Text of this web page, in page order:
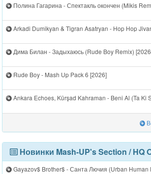
Полина Гагарина - Спектакль окончен (Mikis
Arkadi Dumikyan & Tigran Asatryan - Hop Hop
Дима Билан - Задыхаюсь (Rude Boy Remix)
Rude Boy - Mash Up Pack 6 [2026]
Ankara Echoes, Kürşad Kahraman - Beni Al (Ta Ki
Новинки Mash-UP's Section / HQ
Gayazov$ Brother$ - Санта Лючия (Urban Human